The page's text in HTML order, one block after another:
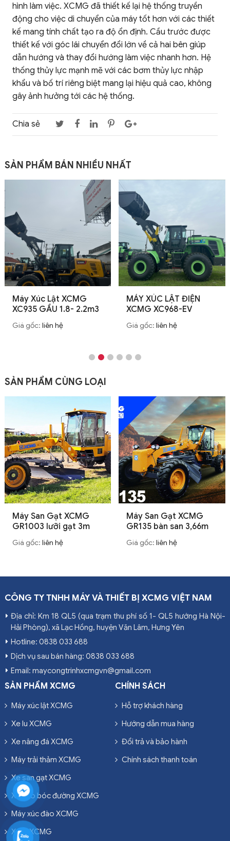
hình làm việc. XCMG đã thiết kế lại hệ thống truyền
động cho việc di chuyển của máy tốt hơn với các thiết
kế mang tính chất tạo ra độ ổn định. Cầu trước được
thiết kế với góc lái chuyển đổi lớn về cả hai bên giúp
dẫn hướng và thay đổi hướng làm việc nhanh hơn. Hệ
thống thủy lực mạnh mẽ với các bơm thủy lực nhập
khẩu và bố trí riêng biệt mang lại hiệu quả cao, không
gây ảnh hưởng tới các hệ thống.
Chia sẻ
SẢN PHẨM BÁN NHIỀU NHẤT
MÁY XÚC LẬT ĐIỆN
XCMG XC968-EV
Giá gốc:
Máy Xúc Lật XC938
Tháo Lắp Nhanh –
Giá gốc:
SẢN PHẨM CÙNG LOẠI
Máy San Gạt XCMG
GR1003 lưỡi gạt 3m
Giá gốc: liên hệ
Máy San Gạt XCMG
GR135 bàn san 3,66m
Giá gốc:liên hệ
CÔNG TY TNHH MÁY VÀ THIẾT BỊ XCMG VIỆT NAM
Địa chỉ: Km 18 QL5 (qua trạm thu phí số 1- QL5 hướng Hà Nội-
Hải Phòng), xã Lạc Hồng, huyện Văn Lâm, Hưng Yên
Hotline: 0838 033 688
Dịch vụ sau bán hàng: 0838 033 688
Email: maycongtrinhxcmgvn@gmail.com
SẢN PHẨM XCMG
Máy xúc lật XCMG
Xe lu XCMG
Xe nâng đá XCMG
Máy trải thảm XCMG
Xe san gạt XCMG
Xe cào bóc đường XCMG
Máy xúc đào XCMG
Xe ủi XCMG
CHÍNH SÁCH
Hỗ trợ khách hàng
Hướng dẫn mua hàng
Đổi trả và bảo hành
Chính sách thanh toán